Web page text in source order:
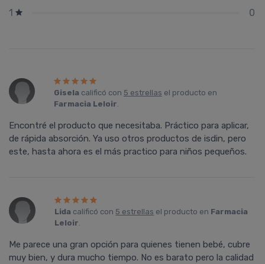
1
0
Gisela calificó con 5 estrellas el producto en
Farmacia Leloir.
Encontré el producto que necesitaba. Práctico para aplicar,
de rápida absorción. Ya uso otros productos de isdin, pero
este, hasta ahora es el más practico para niños pequeños.
Lida calificó con 5 estrellas el producto en Farmacia
Leloir.
Me parece una gran opción para quienes tienen bebé, cubre
muy bien, y dura mucho tiempo. No es barato pero la calidad